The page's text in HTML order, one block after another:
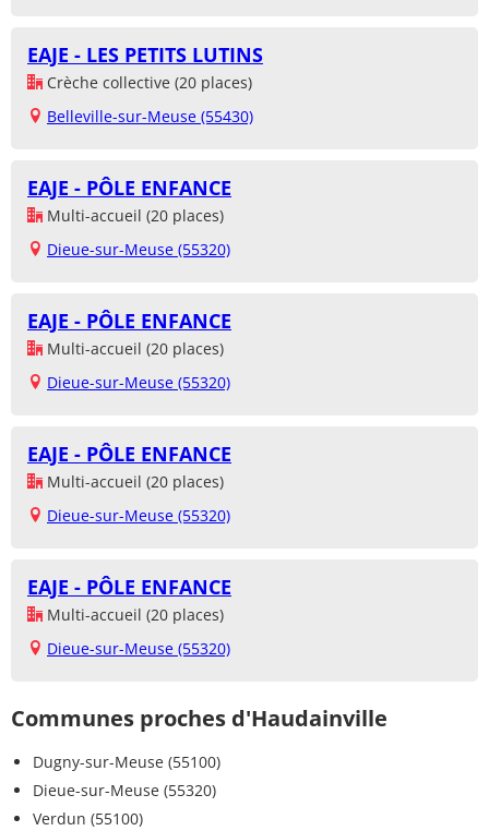
EAJE - LES PETITS LUTINS
Crèche collective (20 places)
Belleville-sur-Meuse (55430)
EAJE - PÔLE ENFANCE
Multi-accueil (20 places)
Dieue-sur-Meuse (55320)
EAJE - PÔLE ENFANCE
Multi-accueil (20 places)
Dieue-sur-Meuse (55320)
EAJE - PÔLE ENFANCE
Multi-accueil (20 places)
Dieue-sur-Meuse (55320)
EAJE - PÔLE ENFANCE
Multi-accueil (20 places)
Dieue-sur-Meuse (55320)
Communes proches d'Haudainville
Dugny-sur-Meuse (55100)
Dieue-sur-Meuse (55320)
Verdun (55100)